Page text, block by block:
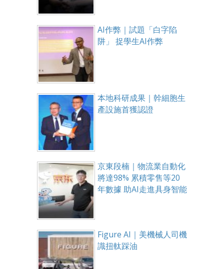
AI作弊｜試題「白字陷
阱」 捉學生AI作弊
本地科研成果｜幹細胞生
產設施首獲認證
京東段楠｜物流業自動化
將達98% 累積零售等20
年數據 助AI走進具身智能
Figure AI｜美機械人司機
識扭軚踩油